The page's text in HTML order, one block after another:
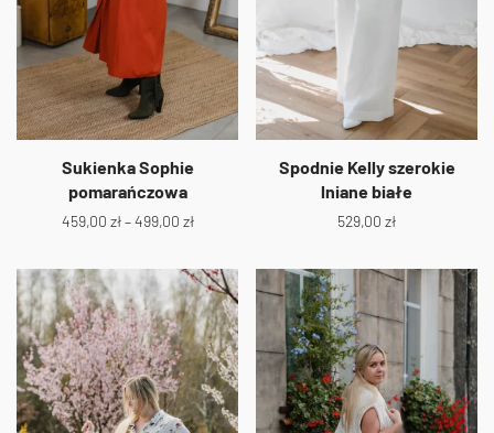
Sukienka Sophie
pomarańczowa
459,00 zł – 499,00 zł
Spodnie Kelly szerokie
lniane białe
529,00 zł